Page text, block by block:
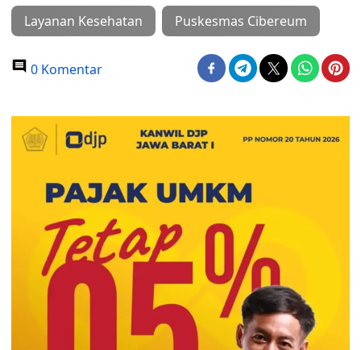
Layanan Kesehatan Puskesmas Cibereum
0 Komentar